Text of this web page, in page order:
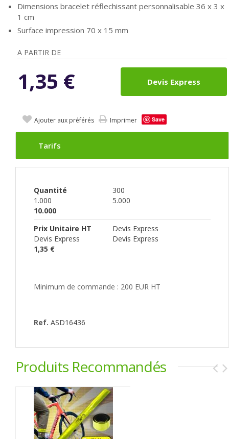
Dimensions bracelet réflechissant personnalisable 36 x 3 x
1 cm
Surface impression 70 x 15 mm
A PARTIR DE
1,35 € Devis Express
Ajouter aux préférés Imprimer Save
Tarifs
Quantité
300
1.000
5.000
10.000
Prix Unitaire HT
Devis Express
Devis Express
Devis Express
1,35 €
Minimum de commande : 200 EUR HT
Ref. ASD16436
Produits Recommandés